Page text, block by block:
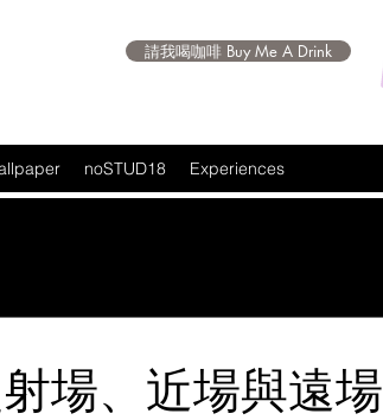
請我喝咖啡 Buy Me A Drink
noSTUD18 Experiences
場、近場與遠場